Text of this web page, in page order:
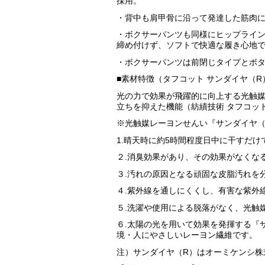
・背中も肩甲骨に沿って発達した筋肉
・ボクサーパンツも同様にヒップライ
締め付けず、ソフトで快適な履き心地
・ボクサーパンツは前閉じタイプとボ
■素材特徴（タフコット サンダイヤ（R
光の力で効果が飛躍的に向上する光触
立ちを抑えた機能（紡績技術 タフコッ
※光触媒レーヨンせんい『サンダイヤ
1.晴天時に約5時間程度日中に干すだ
２.消臭効果があり、その効果がなくな
３.汚れの原因となる頑固な皮脂汚れを
４.紫外線を通しにくくし、有害な紫外
５.洗濯や使用による脱落がなく、光
６.太陽の光を用いて効果を発揮する
境・人にやさしいレーヨン繊維です。
注）サンダイヤ（R）はオーミケンシ